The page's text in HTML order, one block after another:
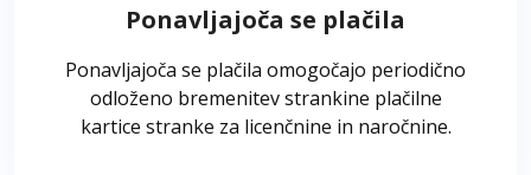
Ponavljajoča se plačila
Ponavljajoča se plačila omogočajo periodično
odloženo bremenitev strankine plačilne
kartice stranke za licenčnine in naročnine.
storitev. Imetnik kartice ob prvem plačilu
izvedejo samodejno.